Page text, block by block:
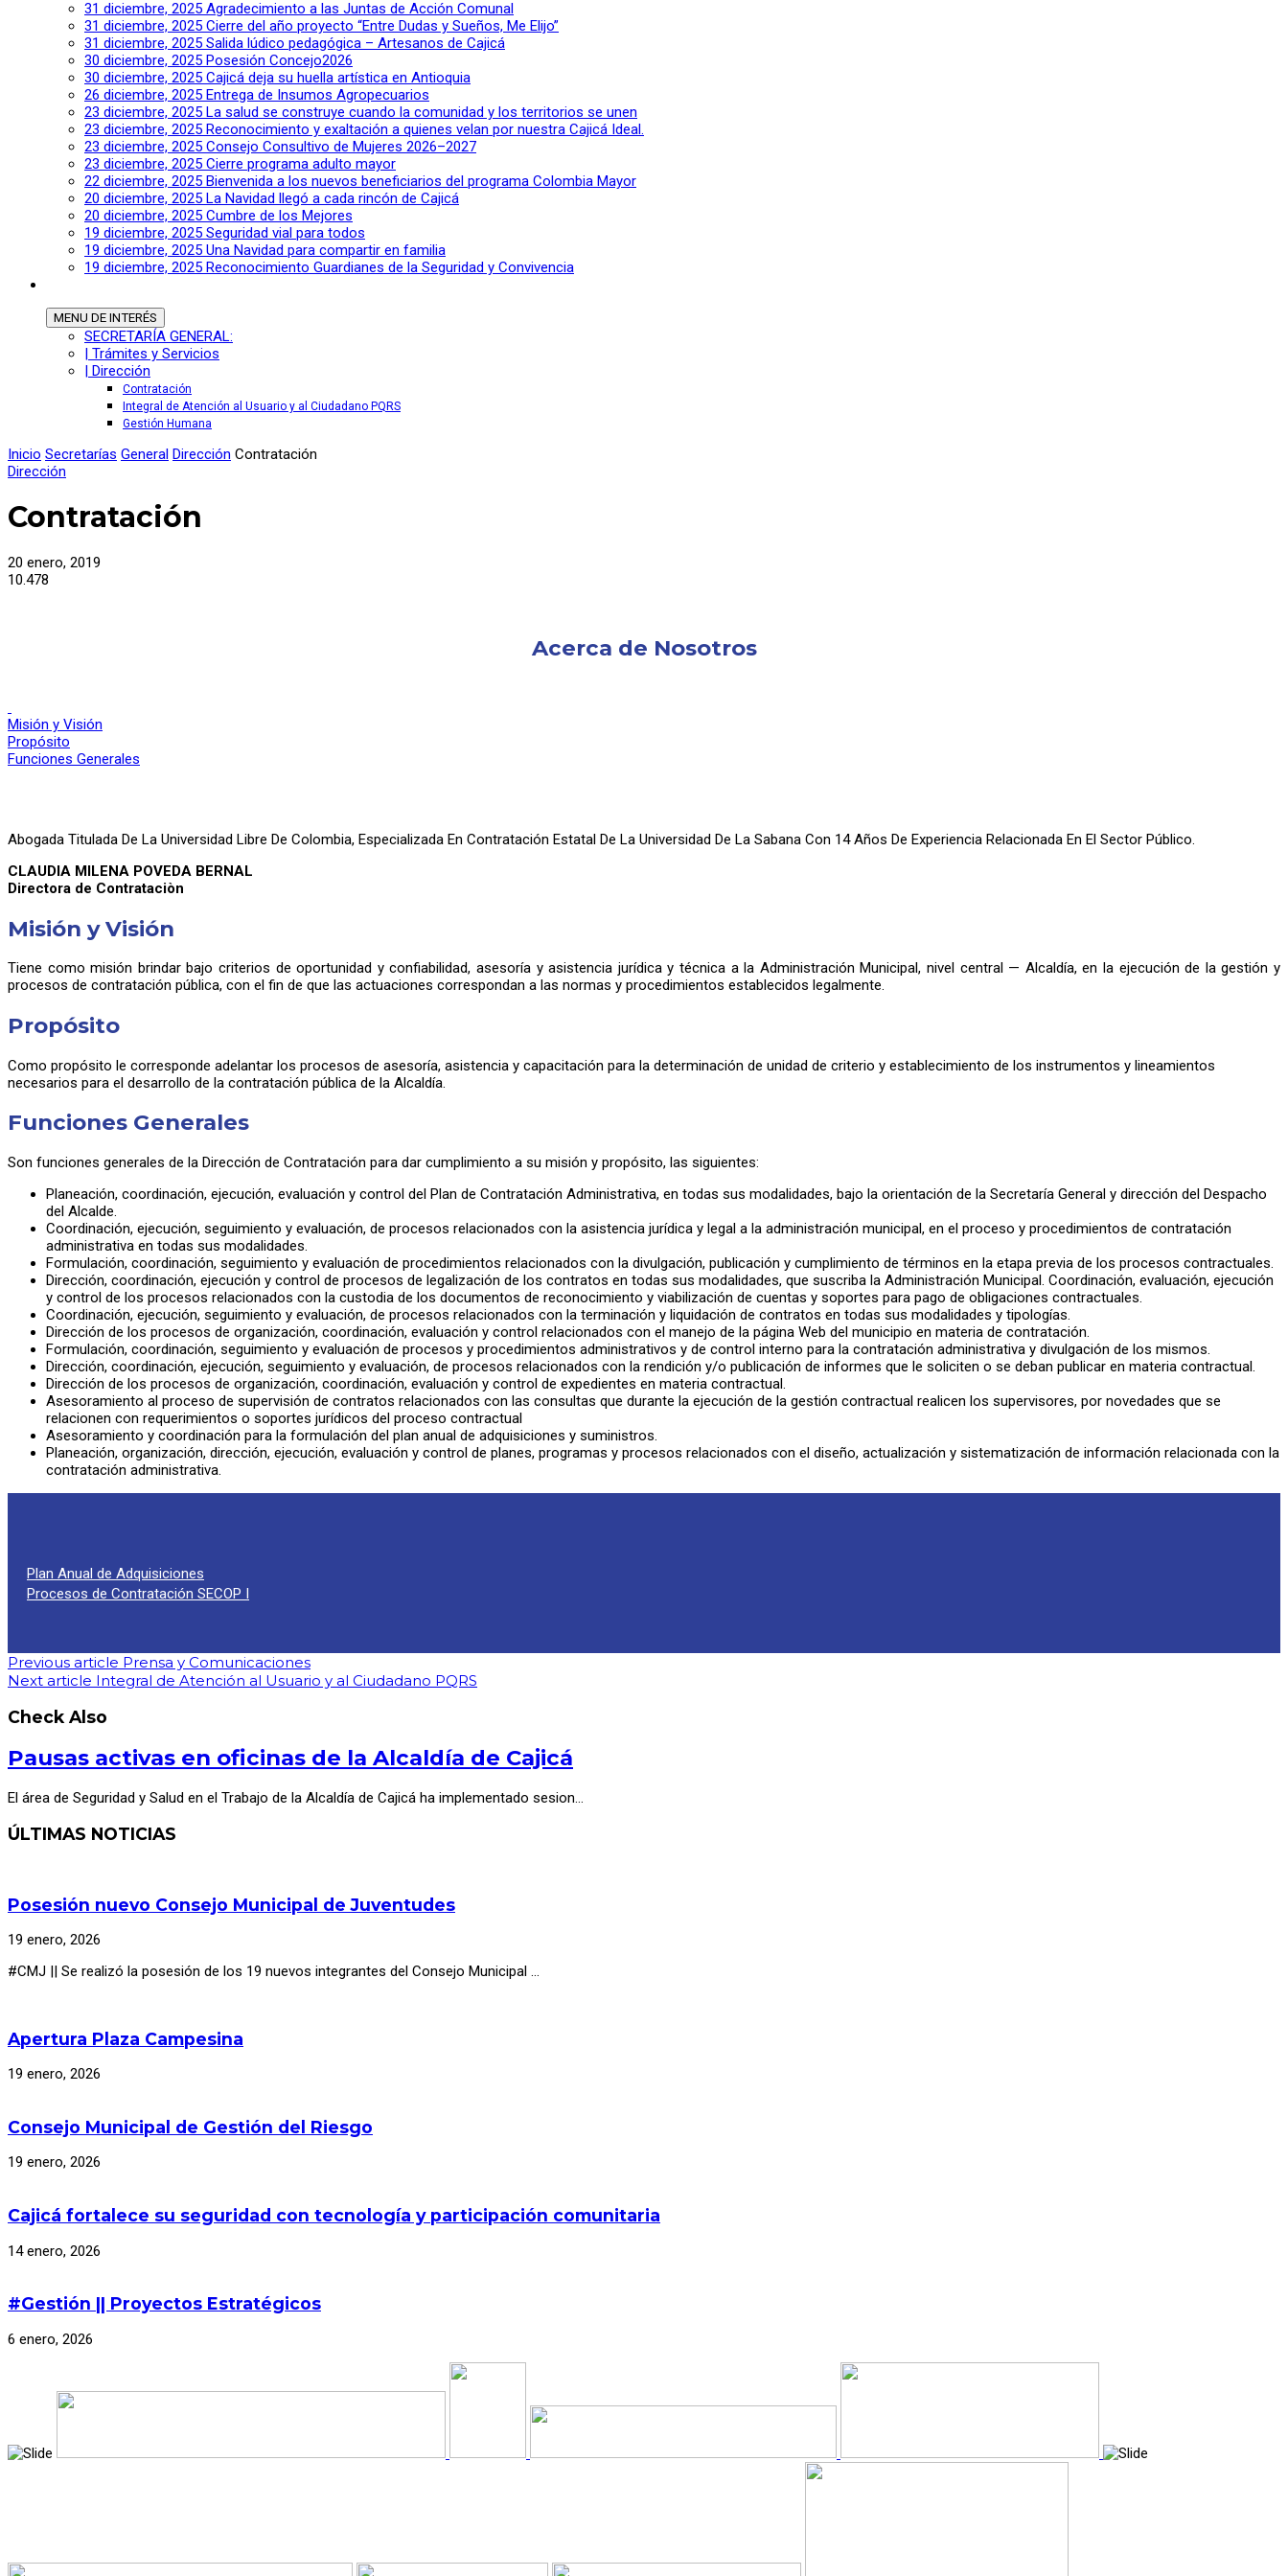
31 diciembre, 2025 Agradecimiento a las Juntas de Acción Comunal
31 diciembre, 2025 Cierre del año proyecto “Entre Dudas y Sueños, Me Elijo”
31 diciembre, 2025 Salida lúdico pedagógica – Artesanos de Cajicá
30 diciembre, 2025 Posesión Concejo2026
30 diciembre, 2025 Cajicá deja su huella artística en Antioquia
26 diciembre, 2025 Entrega de Insumos Agropecuarios
23 diciembre, 2025 La salud se construye cuando la comunidad y los territorios se unen
23 diciembre, 2025 Reconocimiento y exaltación a quienes velan por nuestra Cajicá Ideal.
23 diciembre, 2025 Consejo Consultivo de Mujeres 2026–2027
23 diciembre, 2025 Cierre programa adulto mayor
22 diciembre, 2025 Bienvenida a los nuevos beneficiarios del programa Colombia Mayor
20 diciembre, 2025 La Navidad llegó a cada rincón de Cajicá
20 diciembre, 2025 Cumbre de los Mejores
19 diciembre, 2025 Seguridad vial para todos
19 diciembre, 2025 Una Navidad para compartir en familia
19 diciembre, 2025 Reconocimiento Guardianes de la Seguridad y Convivencia
MENU DE INTERÉS
SECRETARÍA GENERAL:
| Trámites y Servicios
| Dirección
Contratación
Integral de Atención al Usuario y al Ciudadano PQRS
Gestión Humana
Inicio Secretarías General Dirección Contratación
Dirección
Contratación
20 enero, 2019
10.478
Acerca de Nosotros
Misión y Visión
Propósito
Funciones Generales
Abogada Titulada De La Universidad Libre De Colombia, Especializada En Contratación Estatal De La Universidad De La Sabana Con 14 Años De Experiencia Relacionada En El Sector Público.
CLAUDIA MILENA POVEDA BERNAL
Directora de Contrataciòn
Misión y Visión
Tiene como misión brindar bajo criterios de oportunidad y confiabilidad, asesoría y asistencia jurídica y técnica a la Administración Municipal, nivel central — Alcaldía, en la ejecución de la gestión y
procesos de contratación pública, con el fin de que las actuaciones correspondan a las normas y procedimientos establecidos legalmente.
Propósito
Como propósito le corresponde adelantar los procesos de asesoría, asistencia y capacitación para la determinación de unidad de criterio y establecimiento de los instrumentos y lineamientos
necesarios para el desarrollo de la contratación pública de la Alcaldía.
Funciones Generales
Son funciones generales de la Dirección de Contratación para dar cumplimiento a su misión y propósito, las siguientes:
Planeación, coordinación, ejecución, evaluación y control del Plan de Contratación Administrativa, en todas sus modalidades, bajo la orientación de la Secretaría General y dirección del Despacho
del Alcalde.
Coordinación, ejecución, seguimiento y evaluación, de procesos relacionados con la asistencia jurídica y legal a la administración municipal, en el proceso y procedimientos de contratación
administrativa en todas sus modalidades.
Formulación, coordinación, seguimiento y evaluación de procedimientos relacionados con la divulgación, publicación y cumplimiento de términos en la etapa previa de los procesos contractuales.
Dirección, coordinación, ejecución y control de procesos de legalización de los contratos en todas sus modalidades, que suscriba la Administración Municipal. Coordinación, evaluación, ejecución
y control de los procesos relacionados con la custodia de los documentos de reconocimiento y viabilización de cuentas y soportes para pago de obligaciones contractuales.
Coordinación, ejecución, seguimiento y evaluación, de procesos relacionados con la terminación y liquidación de contratos en todas sus modalidades y tipologías.
Dirección de los procesos de organización, coordinación, evaluación y control relacionados con el manejo de la página Web del municipio en materia de contratación.
Formulación, coordinación, seguimiento y evaluación de procesos y procedimientos administrativos y de control interno para la contratación administrativa y divulgación de los mismos.
Dirección, coordinación, ejecución, seguimiento y evaluación, de procesos relacionados con la rendición y/o publicación de informes que le soliciten o se deban publicar en materia contractual.
Dirección de los procesos de organización, coordinación, evaluación y control de expedientes en materia contractual.
Asesoramiento al proceso de supervisión de contratos relacionados con las consultas que durante la ejecución de la gestión contractual realicen los supervisores, por novedades que se
relacionen con requerimientos o soportes jurídicos del proceso contractual
Asesoramiento y coordinación para la formulación del plan anual de adquisiciones y suministros.
Planeación, organización, dirección, ejecución, evaluación y control de planes, programas y procesos relacionados con el diseño, actualización y sistematización de información relacionada con la
contratación administrativa.
Plan Anual de Adquisiciones
Procesos de Contratación SECOP I
Previous article Prensa y Comunicaciones
Next article Integral de Atención al Usuario y al Ciudadano PQRS
Check Also
Pausas activas en oficinas de la Alcaldía de Cajicá
El área de Seguridad y Salud en el Trabajo de la Alcaldía de Cajicá ha implementado sesion…
ÚLTIMAS NOTICIAS
Posesión nuevo Consejo Municipal de Juventudes
19 enero, 2026
#CMJ || Se realizó la posesión de los 19 nuevos integrantes del Consejo Municipal …
Apertura Plaza Campesina
19 enero, 2026
Consejo Municipal de Gestión del Riesgo
19 enero, 2026
Cajicá fortalece su seguridad con tecnología y participación comunitaria
14 enero, 2026
#Gestión || Proyectos Estratégicos
6 enero, 2026